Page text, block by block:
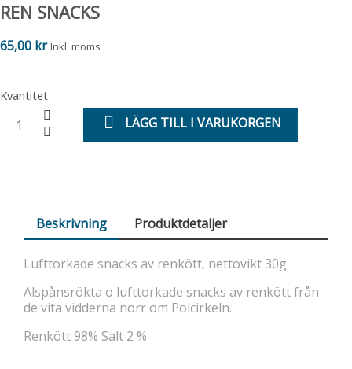
REN SNACKS
65,00 kr Inkl. moms
Kvantitet
LÄGG TILL I VARUKORGEN
Beskrivning Produktdetaljer
Lufttorkade snacks av renkött, nettovikt 30g
Alspånsrökta o lufttorkade snacks av renkött från
de vita vidderna norr om Polcirkeln.
Renkött 98% Salt 2 %